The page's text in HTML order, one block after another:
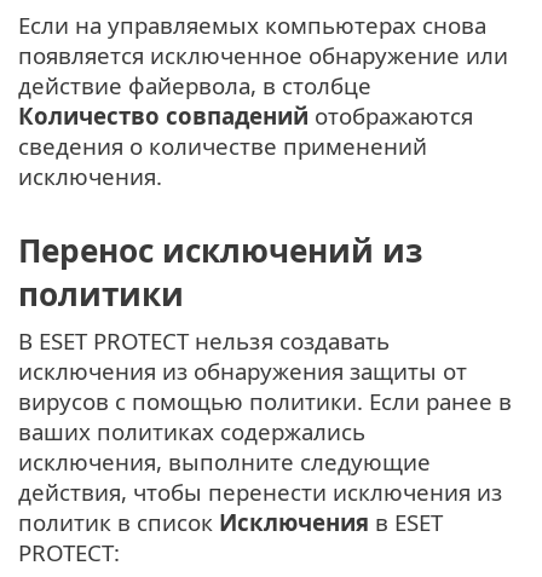
Если на управляемых компьютерах снова
появляется исключенное обнаружение или
действие файервола, в столбце
Количество совпадений отображаются
сведения о количестве применений
исключения.
Перенос исключений из
политики
В ESET PROTECT нельзя создавать
исключения из обнаружения защиты от
вирусов с помощью политики. Если ранее в
ваших политиках содержались
исключения, выполните следующие
действия, чтобы перенести исключения из
политик в список Исключения в ESET
PROTECT: